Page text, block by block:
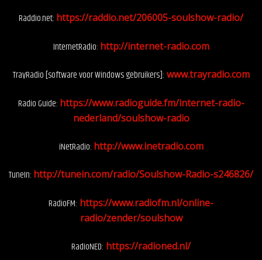
Raddio.net: https://raddio.net/206005-soulshow-radio/
InternetRadio: http://internet-radio.com
TrayRadio [software voor Windows gebruikers]: www.trayradio.com
Radio Guide: https://www.radioguide.fm/internet-radio-
nederland/soulshow-radio
iNetRadio: http://www.inetradio.com
TuneIn: http://tunein.com/radio/Soulshow-Radio-s246826/
RadioFM: https://www.radiofm.nl/online-
radio/zender/soulshow
RadioNED: https://radioned.nl/